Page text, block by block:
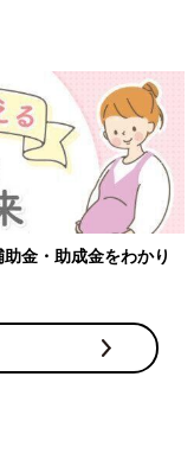
金・助成金をわかり